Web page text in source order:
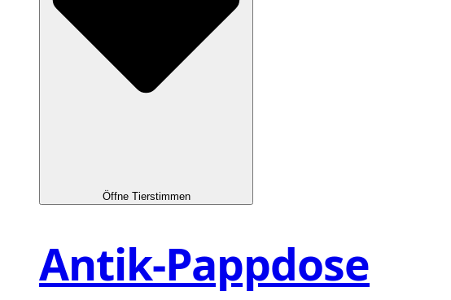
Öffne Tierstimmen
Antik-Pappdose